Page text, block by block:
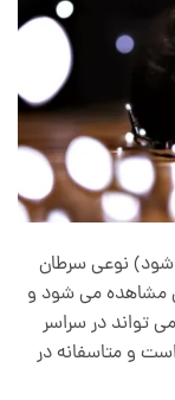
شود) نوعی سرطان
مشاهده می شود و
تواند در سراسر
و متاسفانه در